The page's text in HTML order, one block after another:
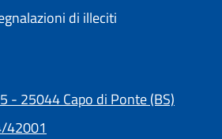
di illeciti
- 25044 Capo di Ponte (BS)
42001